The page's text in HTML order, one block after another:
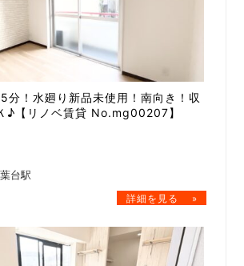
分！水廻り新品未使用！南向き！収
♪【リノベ賃貸 No.mg00207】
台駅